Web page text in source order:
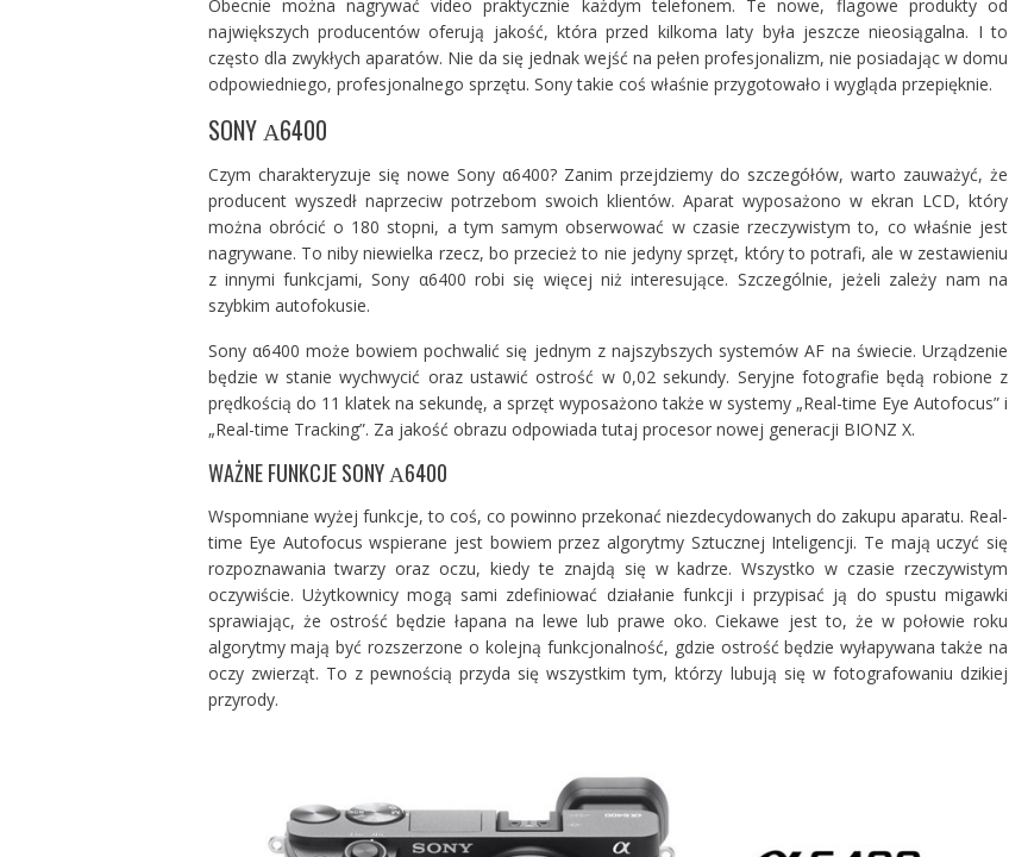
Obecnie można nagrywać video praktycznie każdym telefonem. Te nowe, flagowe produkty od
największych producentów oferują jakość, która przed kilkoma laty była jeszcze nieosiągalna. I to
często dla zwykłych aparatów. Nie da się jednak wejść na pełen profesjonalizm, nie posiadając w domu
odpowiedniego, profesjonalnego sprzętu. Sony takie coś właśnie przygotowało i wygląda przepięknie.
SONY Α6400
Czym charakteryzuje się nowe Sony α6400? Zanim przejdziemy do szczegółów, warto zauważyć, że
producent wyszedł naprzeciw potrzebom swoich klientów. Aparat wyposażono w ekran LCD, który
można obrócić o 180 stopni, a tym samym obserwować w czasie rzeczywistym to, co właśnie jest
nagrywane. To niby niewielka rzecz, bo przecież to nie jedyny sprzęt, który to potrafi, ale w zestawieniu
z innymi funkcjami, Sony α6400 robi się więcej niż interesujące. Szczególnie, jeżeli zależy nam na
szybkim autofokusie.
Sony α6400 może bowiem pochwalić się jednym z najszybszych systemów AF na świecie. Urządzenie
będzie w stanie wychwycić oraz ustawić ostrość w 0,02 sekundy. Seryjne fotografie będą robione z
prędkością do 11 klatek na sekundę, a sprzęt wyposażono także w systemy „Real-time Eye Autofocus” i
„Real-time Tracking”. Za jakość obrazu odpowiada tutaj procesor nowej generacji BIONZ X.
WAŻNE FUNKCJE SONY Α6400
Wspomniane wyżej funkcje, to coś, co powinno przekonać niezdecydowanych do zakupu aparatu. Real-
time Eye Autofocus wspierane jest bowiem przez algorytmy Sztucznej Inteligencji. Te mają uczyć się
rozpoznawania twarzy oraz oczu, kiedy te znajdą się w kadrze. Wszystko w czasie rzeczywistym
oczywiście. Użytkownicy mogą sami zdefiniować działanie funkcji i przypisać ją do spustu migawki
sprawiając, że ostrość będzie łapana na lewe lub prawe oko. Ciekawe jest to, że w połowie roku
algorytmy mają być rozszerzone o kolejną funkcjonalność, gdzie ostrość będzie wyłapywana także na
oczy zwierząt. To z pewnością przyda się wszystkim tym, którzy lubują się w fotografowaniu dzikiej
przyrody.